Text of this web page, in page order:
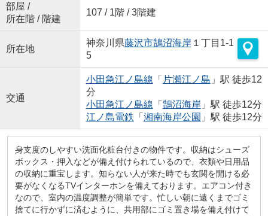
部屋 /
所在階 / 階建
107 / 1階 / 3階建
所在地
神奈川県藤沢市鵠沼海岸 １丁目1-1
5
交通
小田急江ノ島線 「 片瀬江ノ島 」駅 徒歩12
分
小田急江ノ島線 「 鵠沼海岸 」駅 徒歩12分
江ノ島電鉄 「 湘南海岸公園 」駅 徒歩12分
身支度のしやすい洗面化粧台付きの物件です。収納はシューズ
ボックス・押入などが備え付けられているので、衣類や日用品
の収納に重宝します。知らない人が来た時でも玄関を開ける必
要がなくなるTVインターホンを備えております。エアコン付き
なので、室内の温度調整が簡単です。忙しい朝に遠くまでゴミ
捨てに行かずに済むように、共用部にゴミ置き場を備え付けて